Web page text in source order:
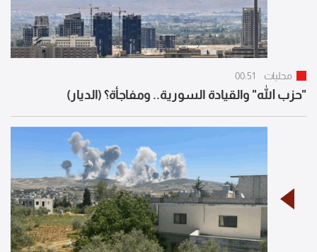
محليات 00:51
"حزب الله" والقيادة السورية.. ومفاجأة؟ (الديار)